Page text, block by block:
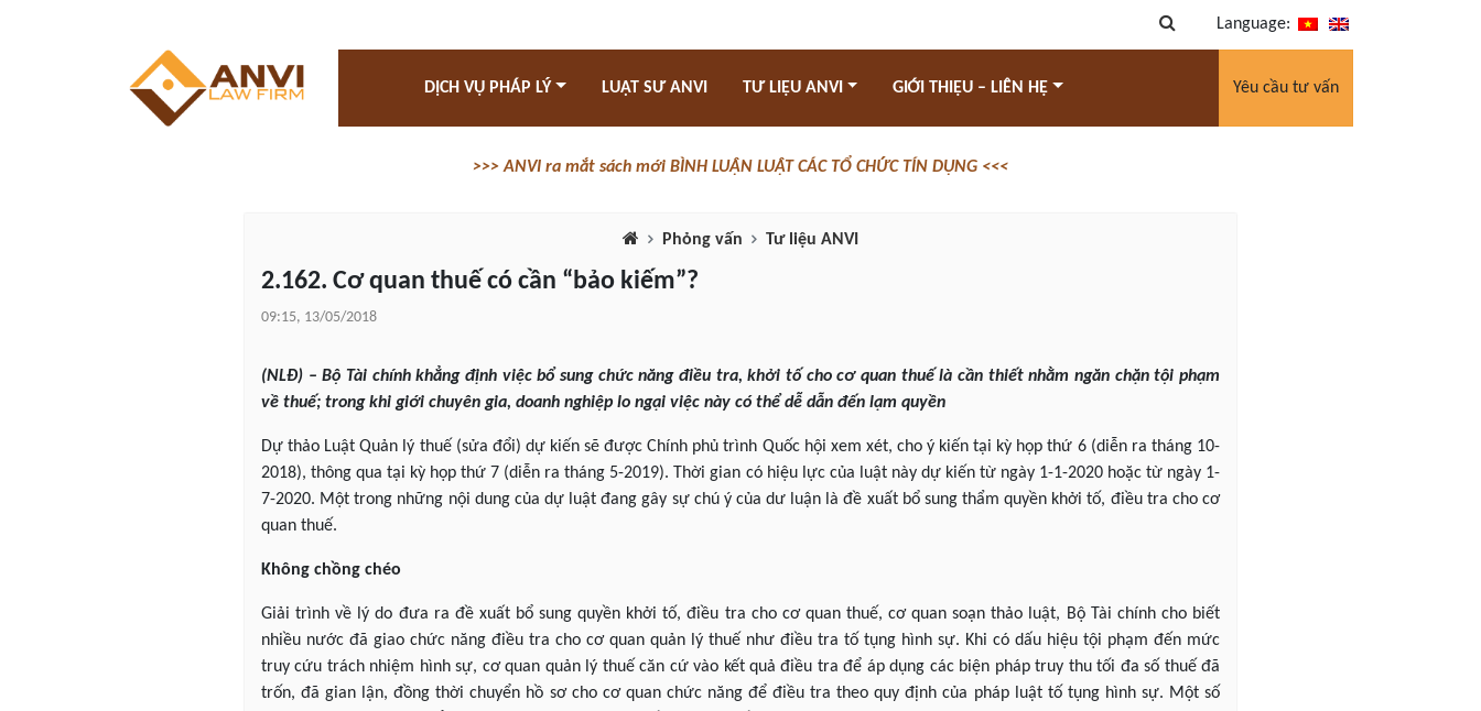
Language:
DỊCH VỤ PHÁP LÝ LUẬT SƯ ANVI TƯ LIỆU ANVI GIỚI THIỆU – LIÊN HỆ Yêu cầu tư vấn
>>> ANVI ra mắt sách mới BÌNH LUẬN LUẬT CÁC TỔ CHỨC TÍN DỤNG <<<
Phỏng vấn Tư liệu ANVI
2.162. Cơ quan thuế có cần “bảo kiếm”?
09:15, 13/05/2018
(NLĐ) – Bộ Tài chính khẳng định việc bổ sung chức năng điều tra, khởi tố cho cơ quan thuế là cần thiết nhằm ngăn chặn tội phạm
về thuế; trong khi giới chuyên gia, doanh nghiệp lo ngại việc này có thể dễ dẫn đến lạm quyền
Dự thảo Luật Quản lý thuế (sửa đổi) dự kiến sẽ được Chính phủ trình Quốc hội xem xét, cho ý kiến tại kỳ họp thứ 6 (diễn ra tháng 10-
2018), thông qua tại kỳ họp thứ 7 (diễn ra tháng 5-2019). Thời gian có hiệu lực của luật này dự kiến từ ngày 1-1-2020 hoặc từ ngày 1-
7-2020. Một trong những nội dung của dự luật đang gây sự chú ý của dư luận là đề xuất bổ sung thẩm quyền khởi tố, điều tra cho cơ
quan thuế.
Không chồng chéo
Giải trình về lý do đưa ra đề xuất bổ sung quyền khởi tố, điều tra cho cơ quan thuế, cơ quan soạn thảo luật, Bộ Tài chính cho biết
nhiều nước đã giao chức năng điều tra cho cơ quan quản lý thuế như điều tra tố tụng hình sự. Khi có dấu hiệu tội phạm đến mức
truy cứu trách nhiệm hình sự, cơ quan quản lý thuế căn cứ vào kết quả điều tra để áp dụng các biện pháp truy thu tối đa số thuế đã
trốn, đã gian lận, đồng thời chuyển hồ sơ cho cơ quan chức năng để điều tra theo quy định của pháp luật tố tụng hình sự. Một số